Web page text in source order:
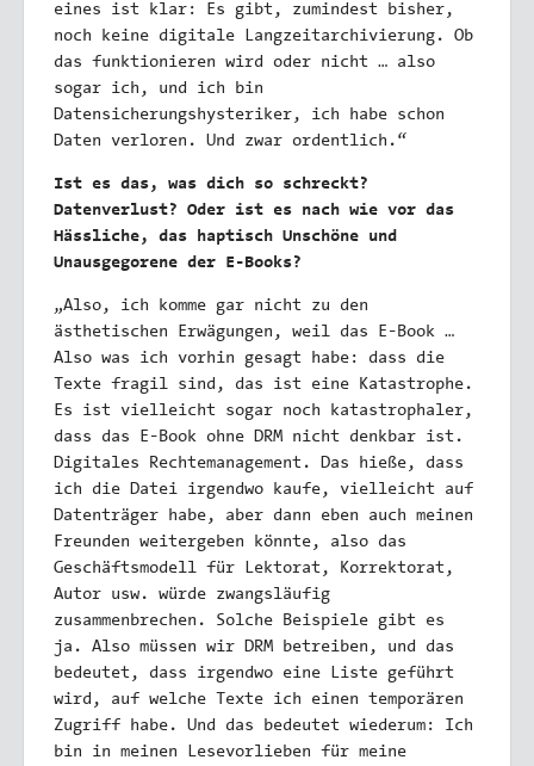
eines ist klar: Es gibt, zumindest bisher,
noch keine digitale Langzeitarchivierung. Ob
das funktionieren wird oder nicht … also
sogar ich, und ich bin
Datensicherungshysteriker, ich habe schon
Daten verloren. Und zwar ordentlich.“
Ist es das, was dich so schreckt?
Datenverlust? Oder ist es nach wie vor das
Hässliche, das haptisch Unschöne und
Unausgegorene der E-Books?
„Also, ich komme gar nicht zu den
ästhetischen Erwägungen, weil das E-Book …
Also was ich vorhin gesagt habe: dass die
Texte fragil sind, das ist eine Katastrophe.
Es ist vielleicht sogar noch katastrophaler,
dass das E-Book ohne DRM nicht denkbar ist.
Digitales Rechtemanagement. Das hieße, dass
ich die Datei irgendwo kaufe, vielleicht auf
Datenträger habe, aber dann eben auch meinen
Freunden weitergeben könnte, also das
Geschäftsmodell für Lektorat, Korrektorat,
Autor usw. würde zwangsläufig
zusammenbrechen. Solche Beispiele gibt es
ja. Also müssen wir DRM betreiben, und das
bedeutet, dass irgendwo eine Liste geführt
wird, auf welche Texte ich einen temporären
Zugriff habe. Und das bedeutet wiederum: Ich
bin in meinen Lesevorlieben für meine